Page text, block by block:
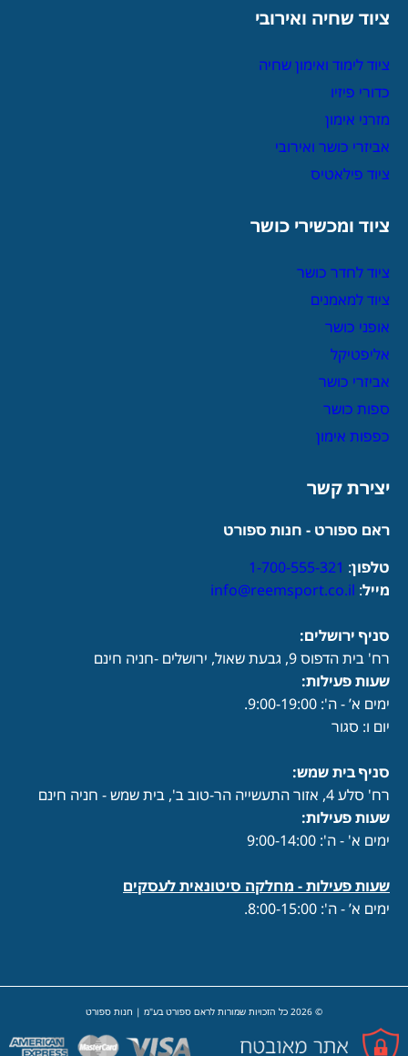
ציוד שחיה ואירובי
ציוד לימוד ואימון שחיה
כדורי פיזיו
מזרני אימון
אביזרי כושר ואירובי
ציוד פילאטיס
ציוד ומכשירי כושר
ציוד לחדר כושר
ציוד למאמנים
אופני כושר
אליפטיקל
אביזרי כושר
ספות כושר
כפפות אימון
יצירת קשר
ראם ספורט - חנות ספורט
טלפון:
1-700-555-321
מייל:
info@reemsport.co.il
סניף ירושלים:
רח' בית הדפוס 9, גבעת שאול, ירושלים -חניה חינם
שעות פעילות:
ימים א’ - ה': 9:00-19:00.
יום ו: סגור
סניף בית שמש:
רח' סלע 4, אזור התעשייה הר-טוב ב', בית שמש - חניה חינם
שעות פעילות:
ימים א' - ה': 9:00-14:00
שעות פעילות - מחלקה סיטונאית לעסקים
ימים א’ - ה': 8:00-15:00.
© 2026 כל הזכויות שמורות לראם ספורט בע"מ | חנות ספורט